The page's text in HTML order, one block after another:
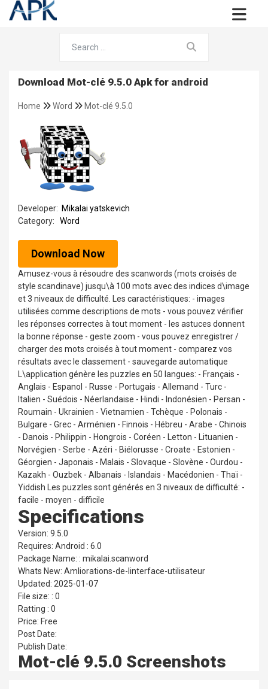
Download Mot-clé 9.5.0 Apk for android
Home Word Mot-clé 9.5.0
Developer: Mikalai yatskevich
Category:
Word
Download Now
Amusez-vous à résoudre des scanwords (mots croisés de
style scandinave) jusqu\à 100 mots avec des indices d\image
et 3 niveaux de difficulté. Les caractéristiques: - images
utilisées comme descriptions de mots - vous pouvez vérifier
les réponses correctes à tout moment - les astuces donnent
la bonne réponse - geste zoom - vous pouvez enregistrer /
charger des mots croisés à tout moment - comparez vos
résultats avec le classement - sauvegarde automatique
L\application génère les puzzles en 50 langues: - Français -
Anglais - Espanol - Russe - Portugais - Allemand - Turc -
Italien - Suédois - Néerlandaise - Hindi - Indonésien - Persan -
Roumain - Ukrainien - Vietnamien - Tchèque - Polonais -
Bulgare - Grec - Arménien - Finnois - Hébreu - Arabe - Chinois
- Danois - Philippin - Hongrois - Coréen - Letton - Lituanien -
Norvégien - Serbe - Azéri - Biélorusse - Croate - Estonien -
Géorgien - Japonais - Malais - Slovaque - Slovène - Ourdou -
Kazakh - Ouzbek - Albanais - Islandais - Macédonien - Thaï -
Yiddish Les puzzles sont générés en 3 niveaux de difficulté: -
facile - moyen - difficile
Specifications
Version: 9.5.0
Requires: Android : 6.0
Package Name: : mikalai.scanword
Whats New: Amliorations-de-linterface-utilisateur
Updated: 2025-01-07
File size: : 0
Ratting : 0
Price: Free
Post Date:
Publish Date:
Mot-clé 9.5.0 Screenshots